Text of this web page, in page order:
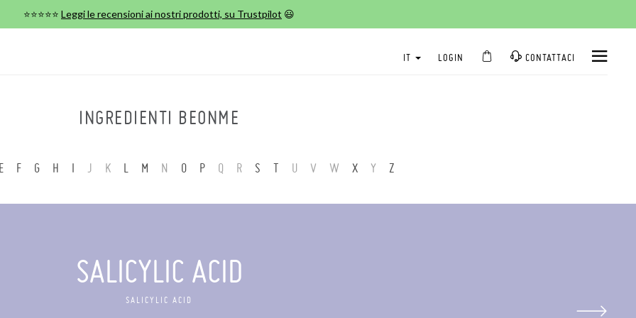
⭐⭐⭐⭐⭐ Leggi le recensioni ai nostri prodotti, su Trustpilot 😃
IT LOGIN CONTATTACI
INGREDIENTI BEONME
E F G H I J K L M N O P Q R S T U V W X Y Z
SALICYLIC ACID
SALICYLIC ACID